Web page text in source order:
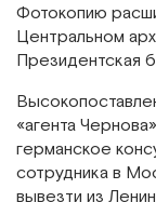
Фотокопию
Центральном
Президентская
«агента
германское
сотрудника в
вывезти из